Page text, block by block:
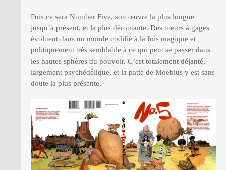
Puis ce sera Number Five, son œuvre la plus longue
jusqu’à présent, et la plus déroutante. Des tueurs à gages
évoluent dans un monde codifié à la fois magique et
politiquement très semblable à ce qui peut se passer dans
les hautes sphères du pouvoir. C’est totalement déjanté,
largement psychédélique, et la patte de Moebius y est sans
doute la plus présente.